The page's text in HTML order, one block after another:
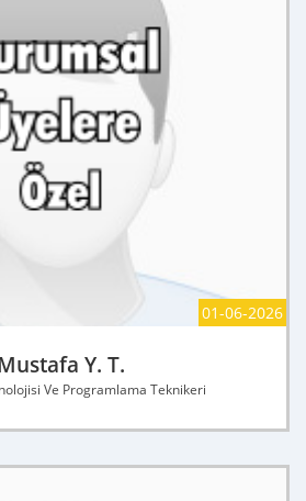
01-06-2026
Y. T.
Ve Programlama Teknikeri